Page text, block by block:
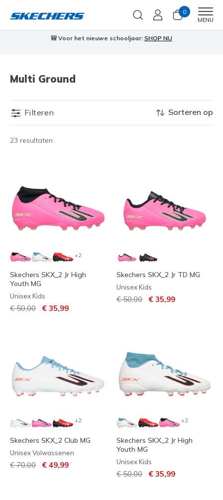
0
MENU
🎒 Voor het nieuwe schooljaar: SHOP NU
Multi Ground
Filteren
23 resultaten
Sorteren op
+2
Skechers SKX_2 Jr High
Youth MG
Unisex Kids
Prijs verlaagd van
€ 50,00 naar
€ 35,99
Skechers SKX_2 Jr TD MG
Unisex Kids
Prijs verlaagd van
€ 50,00 naar
€ 35,99
+2
Skechers SKX_2 Club MG
Unisex Volwassenen
Prijs verlaagd van
€ 70,00 naar
€ 49,99
+2
Skechers SKX_2 Jr High
Youth MG
Unisex Kids
Prijs verlaagd van
€ 50,00 naar
€ 35,99